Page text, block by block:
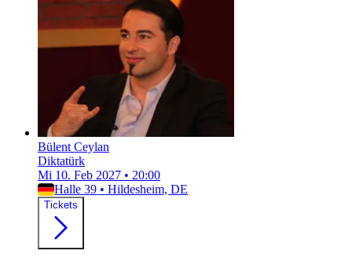
Bülent Ceylan
Diktatürk
Mi 10. Feb 2027 • 20:00
Halle 39 • Hildesheim, DE
Tickets